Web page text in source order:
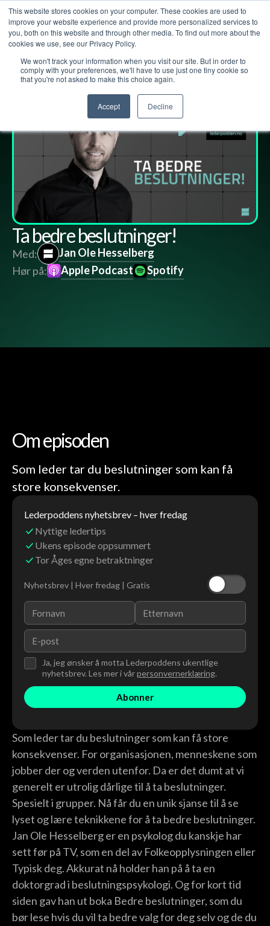
This website stores cookies on your computer. These cookies are used to
improve your website experience and provide more personalized services to
you, both on this website and through other media. To find out more about the
cookies we use, see our Privacy Policy.
We won't track your information when you visit our site. But in order to
comply with your preferences, we'll have to use just one tiny cookie so
that you're not asked to make this choice again.
Accept Decline
Lederpodden 17jun2022 125 Del
Ta bedre beslutninger!
Med:
Jan Ole Hesselberg
Hør på:
Apple Podcast Spotify
Om episoden
Som leder tar du beslutninger som kan få
store konsekvenser.
Lederpoddens nyhetsbrev – hver fredag
Nyttige ledertips
Ukens episode oppsummert
Tor Åges egne betraktninger
Nyhetsbrev | Hver fredag | Gratis
Ja, jeg ønsker å motta Lederpoddens ukentlige
nyhetsbrev. Les mer i vårpersonvernerklæring.
Som leder tar du beslutninger som kan få store
konsekvenser. For organisasjonen, menneskene som
jobber der og verden utenfor. Da er det dumt at vi
generelt er utrolig dårlige til å ta beslutninger.
Spesielt i grupper. Nå får du en unik sjanse til å se
lyset og lære teknikkene for å ta bedre beslutninger.
Jan Ole Hesselberg er en psykolog du kanskje har
sett før på TV, som en del av Folkeopplysningen eller
Typisk deg. Akkurat nå holder han på å ta en
doktorgrad i beslutningspsykologi. Og for kort tid
siden gav han ut boka Bedre beslutninger, som du
bør lese hvis du vil ta bedre valg for deg selv og de du